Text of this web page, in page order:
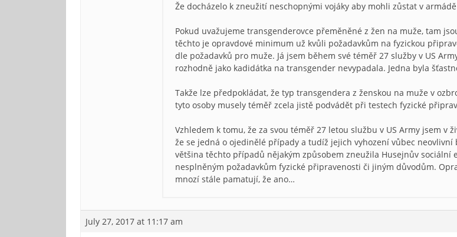
Že docházelo k zneužití neschopnými vojáky aby mohli zůstat v
Pokud uvažujeme transgenderovce přeměněné z žen na muže, tam
těchto je opravdové minimum už kvůli požadavkům na fyzickou
dle požadavků pro muže. Já jsem během své téměř 27 služby v US
rozhodně jako kadidátka na transgender nevypadala. Jedna byla
Takže lze předpokládat, že typ transgendera z ženskou na muže v
tyto osoby musely téměř zcela jistě podvádět při testech fyzické
Vzhledem k tomu, že za svou téměř 27 letou službu v US Army jsem
že se jedná o ojedinělé případy a tudíž jejich vyhození vůbec
většina těchto případů nějakým způsobem zneužila Husejnův
nesplněným požadavkům fyzické připravenosti či jiným důvodům.
mnozí stále pamatují, že ano…
July 27, 2017 at 11:17 am